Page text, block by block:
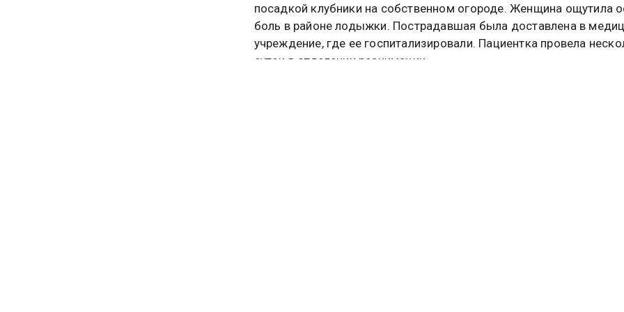
посадкой клубники на собственном огороде. Женщина ощутила
боль в районе лодыжки. Пострадавшая была доставлена в
учреждение, где ее госпитализировали. Пациентка провела
суток в отделении реанимации.